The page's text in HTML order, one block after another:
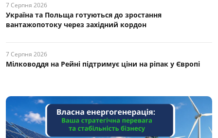
7 Серпня 2026
Україна та Польща готуються до зростання
вантажопотоку через західний кордон
7 Серпня 2026
Мілководдя на Рейні підтримує ціни на ріпак у Європі